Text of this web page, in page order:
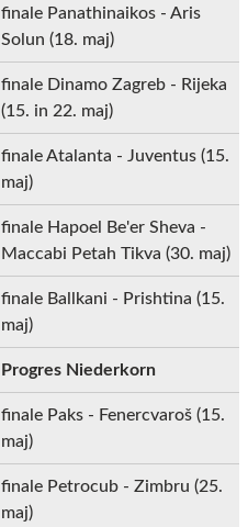
finale Panathinaikos - Aris
Solun (18. maj)
finale Dinamo Zagreb - Rijeka
(15. in 22. maj)
finale Atalanta - Juventus (15.
maj)
finale Hapoel Be'er Sheva -
Maccabi Petah Tikva (30. maj)
finale Ballkani - Prishtina (15.
maj)
Progres Niederkorn
finale Paks - Fenercvaroš (15.
maj)
finale Petrocub - Zimbru (25.
maj)